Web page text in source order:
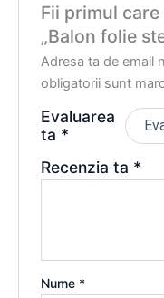
Fii primul
„Balon folie
Adresa ta de email
obligatorii sunt
Evaluarea
ta *
Recenzia ta *
Nume *